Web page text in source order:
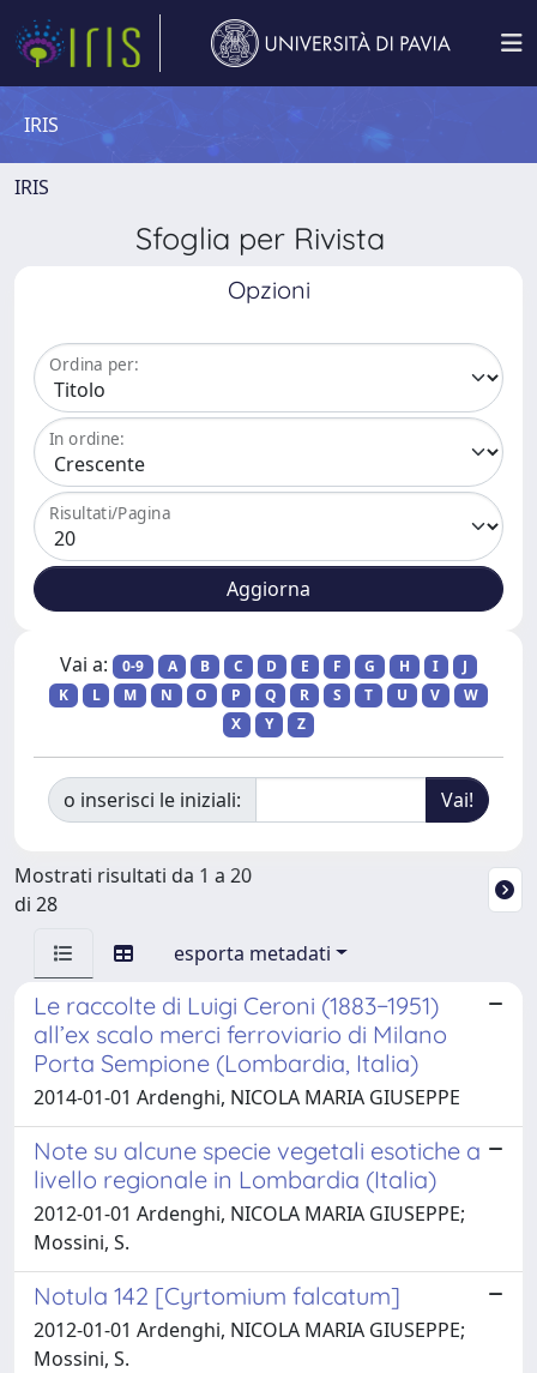
IRIS
IRIS
Sfoglia per Rivista
Opzioni
Ordina per:
In ordine:
Risultati/Pagina
Vai a: 0-9 A B C D E F G H I
J
K
L M N O P Q R S T U V
W
X
Y Z
o inserisci le iniziali:
Mostrati risultati da 1 a 20
di 28
esporta metadati
Le raccolte di Luigi Ceroni (1883−1951)
all’ex scalo merci ferroviario di Milano
Porta Sempione (Lombardia, Italia)
2014-01-01 Ardenghi, NICOLA MARIA GIUSEPPE
Note su alcune specie vegetali esotiche a
livello regionale in Lombardia (Italia)
2012-01-01 Ardenghi, NICOLA MARIA GIUSEPPE;
Mossini, S.
Notula 142 [Cyrtomium falcatum]
2012-01-01 Ardenghi, NICOLA MARIA GIUSEPPE;
Mossini, S.